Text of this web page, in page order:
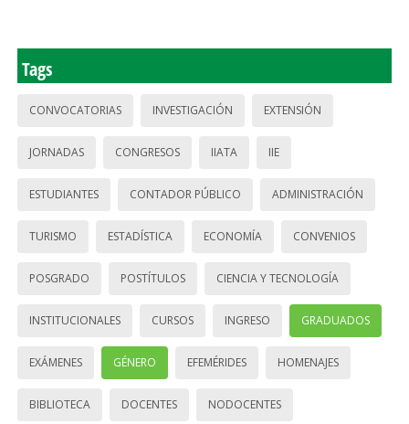
Tags
CONVOCATORIAS INVESTIGACIÓN EXTENSIÓN
JORNADAS CONGRESOS IIATA IIE
ESTUDIANTES CONTADOR PÚBLICO ADMINISTRACIÓN
TURISMO ESTADÍSTICA ECONOMÍA CONVENIOS
POSGRADO POSTÍTULOS CIENCIA Y TECNOLOGÍA
INSTITUCIONALES CURSOS INGRESO GRADUADOS
EXÁMENES GÉNERO EFEMÉRIDES HOMENAJES
BIBLIOTECA DOCENTES NODOCENTES